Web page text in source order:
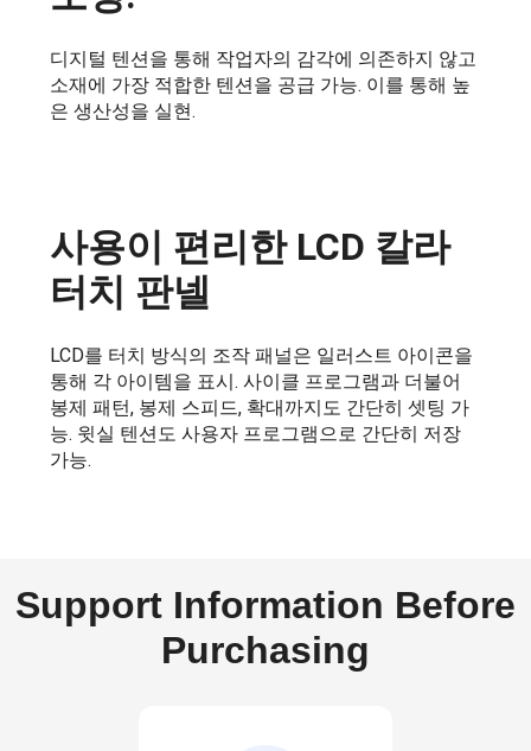
디지털 텐션을 통해 작업자의 감각에 의존하지 않고
소재에 가장 적합한 텐션을 공급 가능. 이를 통해 높
은 생산성을 실현.
사용이 편리한 LCD 칼라
터치 판넬
LCD를 터치 방식의 조작 패널은 일러스트 아이콘을
통해 각 아이템을 표시. 사이클 프로그램과 더불어
봉제 패턴, 봉제 스피드, 확대까지도 간단히 셋팅 가
능. 윗실 텐션도 사용자 프로그램으로 간단히 저장
가능.
Support Information Before
Purchasing